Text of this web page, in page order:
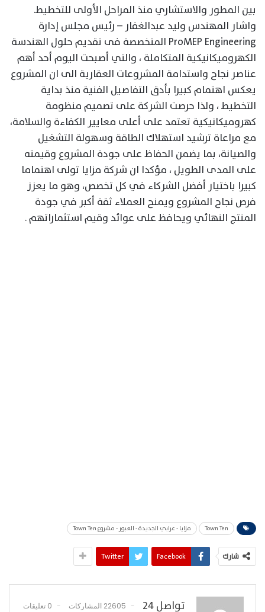
بين المطور والاستشاري منذ المراحل الأولى للتخطيط.
واشار المهندس وليد عبدالغفار – رئيس مجلس إدارة
ProMEP Engineering المتخصصة فى تقديم حلول الهندسة
الكهروميكانيكية المتكاملة ، والتي أصبحت اليوم أحد أهم
عناصر نجاح واستدامة المشروعات العقارية الى ان المشروع
يعكس اهتمام كبيرا بأدق التفاصيل الفنية منذ بداية
التخطيط ، ولذا حرصت الشركة على تصميم منظومة
كهروميكانيكية تعتمد على أعلى معايير الكفاءة والسلامة،
مع مراعاة ترشيد استهلاك الطاقة وسهولة التشغيل
والصيانة، بما يضمن الحفاظ على جودة المشروع وقيمته
على المدى الطويل ، مؤكدا ان شركة مزايا تولى اهتماما
كبيرا باختيار أفضل الشركاء في كل تخصص، وهو ما يعزز
فرص نجاح المشروع ويمنح العملاء ثقة أكبر في جودة
المنتج النهائي ويحافظ على عوائد وقيم استثماراتهم .
Town Ten مزايا - عرابي الجديدة - العبور - مشروع Town Ten
شارك Facebook
Twitter
تواصل 24 22605 المشاركات 0 تعليقات